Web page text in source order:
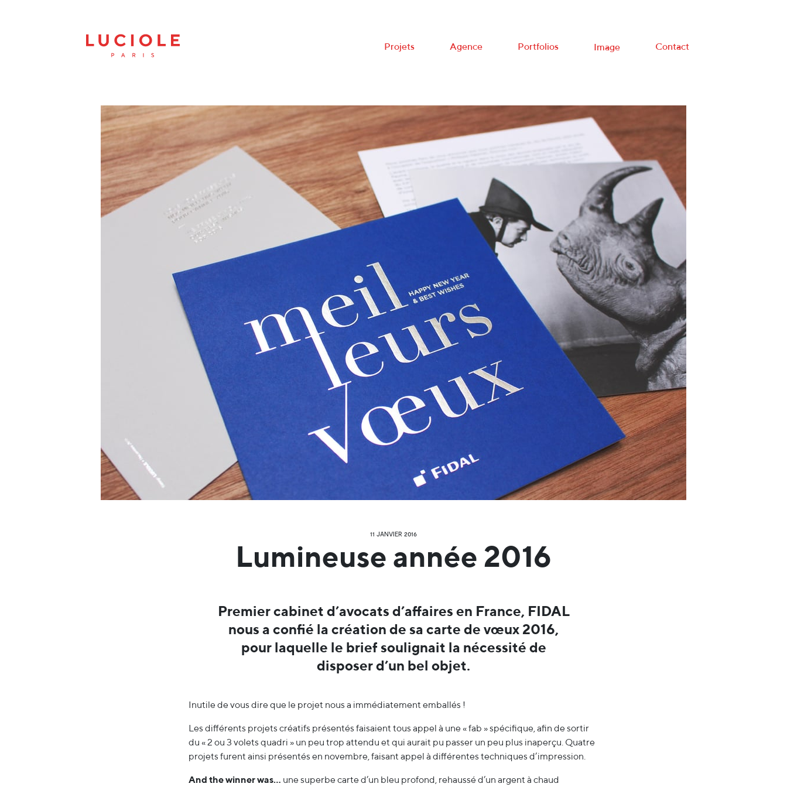
Projets Agence Portfolios Image Contact
11 JANVIER 2016
Lumineuse année 2016
Premier cabinet d’avocats d’affaires en France, FIDAL
nous a confié la création de sa carte de vœux 2016,
pour laquelle le brief soulignait la nécessité de
disposer d’un bel objet.
Inutile de vous dire que le projet nous a immédiatement emballés !
Les différents projets créatifs présentés faisaient tous appel à une « fab » spécifique, afin de sortir
du « 2 ou 3 volets quadri » un peu trop attendu et qui aurait pu passer un peu plus inaperçu. Quatre
projets furent ainsi présentés en novembre, faisant appel à différentes techniques d’impression.
And the winner was… une superbe carte d’un bleu profond, rehaussé d’un argent à chaud